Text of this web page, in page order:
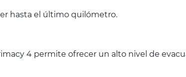
hasta el último quilómetro.
4 permite ofrecer un alto nivel de